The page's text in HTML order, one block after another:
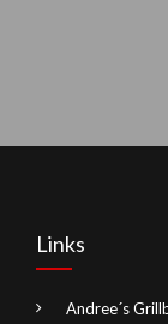
Links
Andree´s